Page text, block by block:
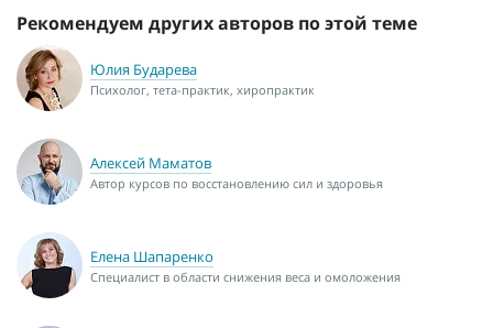
Рекомендуем других авторов по этой теме
Юлия Бударева
Психолог, тета-практик, хиропрактик
Алексей Маматов
Автор курсов по восстановлению сил и здоровья
Елена Шапаренко
Специалист в области снижения веса и омоложения